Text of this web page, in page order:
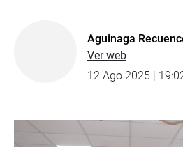
Aguinaga
Ver web
12 Ago 2025 |